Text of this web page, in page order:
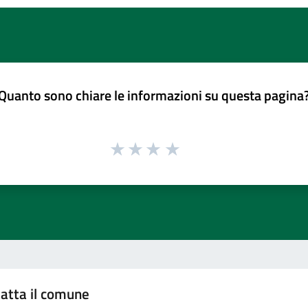
sono chiare le informazioni su questa
il comune